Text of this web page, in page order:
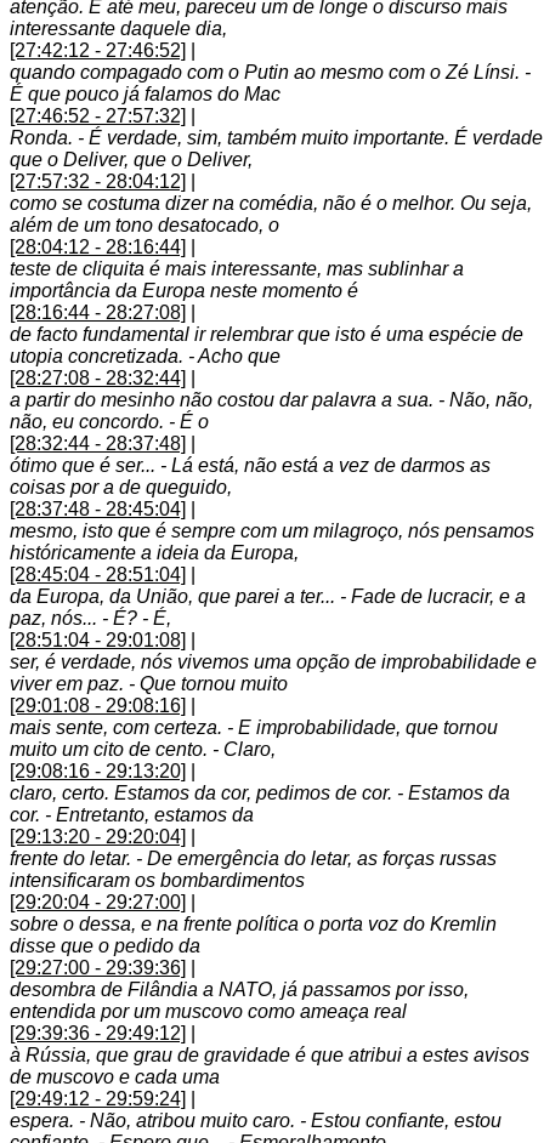
atenção. E até meu, pareceu um de longe o discurso mais
interessante daquele dia,
[27:42:12 - 27:46:52]
quando compagado com o Putin ao mesmo com o Zé Línsi. -
É que pouco já falamos do Mac
[27:46:52 - 27:57:32]
Ronda. - É verdade, sim, também muito importante. É verdade
que o Deliver, que o Deliver,
[27:57:32 - 28:04:12]
como se costuma dizer na comédia, não é o melhor. Ou seja,
além de um tono desatocado, o
[28:04:12 - 28:16:44]
teste de cliquita é mais interessante, mas sublinhar a
importância da Europa neste momento é
[28:16:44 - 28:27:08]
de facto fundamental ir relembrar que isto é uma espécie de
utopia concretizada. - Acho que
[28:27:08 - 28:32:44]
a partir do mesinho não costou dar palavra a sua. - Não, não,
não, eu concordo. - É o
[28:32:44 - 28:37:48]
ótimo que é ser... - Lá está, não está a vez de darmos as
coisas por a de queguido,
[28:37:48 - 28:45:04]
mesmo, isto que é sempre com um milagroço, nós pensamos
históricamente a ideia da Europa,
[28:45:04 - 28:51:04]
da Europa, da União, que parei a ter... - Fade de lucracir, e a
paz, nós... - É? - É,
[28:51:04 - 29:01:08]
ser, é verdade, nós vivemos uma opção de improbabilidade e
viver em paz. - Que tornou muito
[29:01:08 - 29:08:16]
mais sente, com certeza. - E improbabilidade, que tornou
muito um cito de cento. - Claro,
[29:08:16 - 29:13:20]
claro, certo. Estamos da cor, pedimos de cor. - Estamos da
cor. - Entretanto, estamos da
[29:13:20 - 29:20:04]
frente do letar. - De emergência do letar, as forças russas
intensificaram os bombardimentos
[29:20:04 - 29:27:00]
sobre o dessa, e na frente política o porta voz do Kremlin
disse que o pedido da
[29:27:00 - 29:39:36]
desombra de Filândia a NATO, já passamos por isso,
entendida por um muscovo como ameaça real
[29:39:36 - 29:49:12]
à Rússia, que grau de gravidade é que atribui a estes avisos
de muscovo e cada uma
[29:49:12 - 29:59:24]
espera. - Não, atribou muito caro. - Estou confiante, estou